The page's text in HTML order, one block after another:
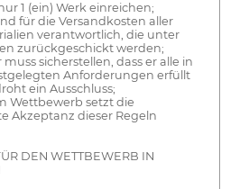
1 (ein) Werk einreichen;
für die Versandkosten aller
verantwortlich, die unter
zurückgeschickt werden;
sicherstellen, dass er alle in
Anforderungen erfüllt
ein Ausschluss;
Wettbewerb setzt die
Akzeptanz dieser Regeln
DEN WETTBEWERB IN